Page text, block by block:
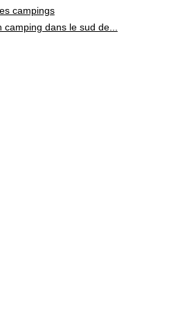
campings
dans le sud de...